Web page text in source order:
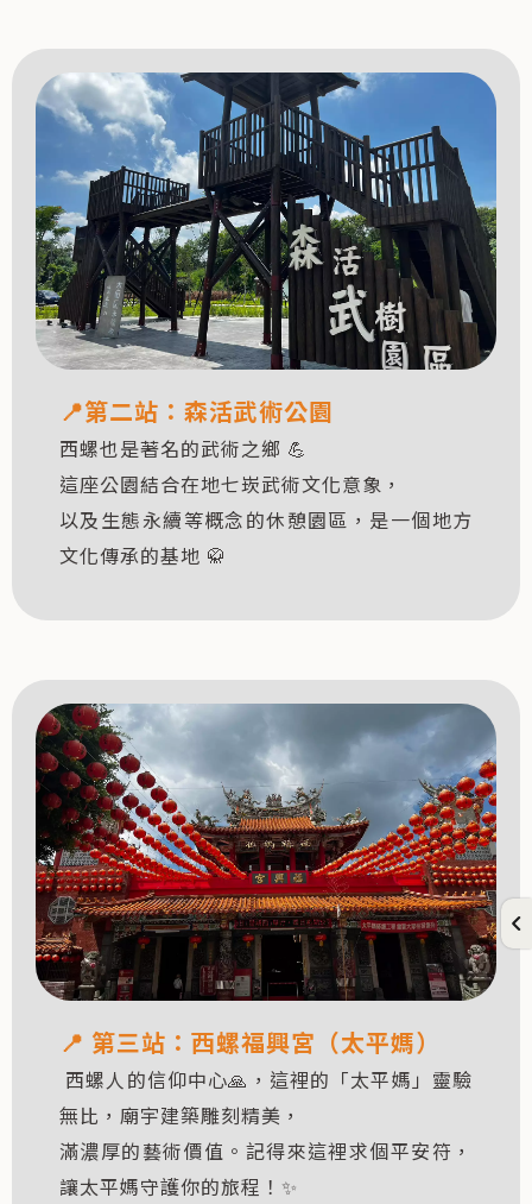
📍第二站：森活武術公園
西螺也是著名的武術之鄉 💪
這座公園結合在地七崁武術文化意象，
以及生態永續等概念的休憩園區，是一個地方
文化傳承的基地 🥋
📍 第三站：西螺福興宮（太平媽）
西螺人的信仰中心🙏，這裡的「太平媽」靈驗
無比，廟宇建築雕刻精美，
滿濃厚的藝術價值。記得來這裡求個平安符，
讓太平媽守護你的旅程！✨